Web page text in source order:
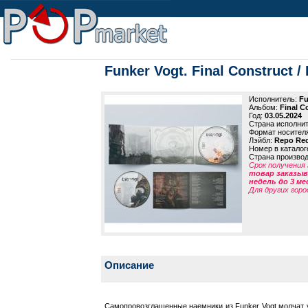
Funker Vogt. Final Construct /
Исполнитель:
Альбом: Final
Год: 03.05.2024
Страна
Формат
Лэйбл: Repo
Номер в
Страна
Срок
товар
недель до 3
Для других
Описание
Самопровозглашенные наемники из Funker Vogt